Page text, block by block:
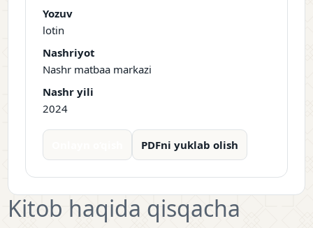
Yozuv
lotin
Nashriyot
Nashr matbaa markazi
Nashr yili
2024
PDFni yuklab olish
Kitob haqida qisqacha